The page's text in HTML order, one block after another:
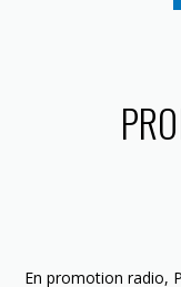
En promotion radio,